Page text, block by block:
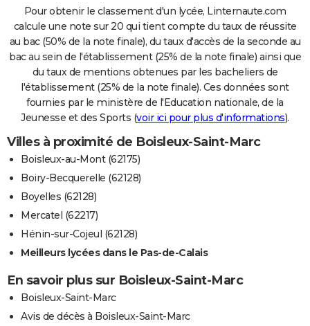
Pour obtenir le classement d'un lycée, Linternaute.com
calcule une note sur 20 qui tient compte du taux de réussite
au bac (50% de la note finale), du taux d'accès de la seconde au
bac au sein de l'établissement (25% de la note finale) ainsi que
du taux de mentions obtenues par les bacheliers de
l'établissement (25% de la note finale). Ces données sont
fournies par le ministère de l'Education nationale, de la
Jeunesse et des Sports (voir ici pour plus d'informations).
Villes à proximité de Boisleux-Saint-Marc
Boisleux-au-Mont (62175)
Boiry-Becquerelle (62128)
Boyelles (62128)
Mercatel (62217)
Hénin-sur-Cojeul (62128)
Meilleurs lycées dans le Pas-de-Calais
En savoir plus sur Boisleux-Saint-Marc
Boisleux-Saint-Marc
Avis de décès à Boisleux-Saint-Marc